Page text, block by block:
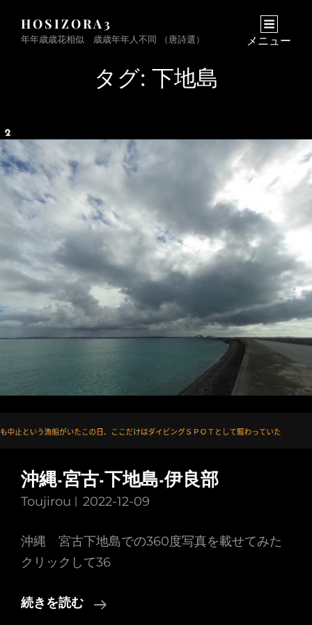
HOSIZORA3
年年歳歳花相似 歳歳年年人不同 （唐詩選） メニュー
タグ: 下地島
沖縄-宮古-下地島-伊良部
Toujirou 2022-12-09
沖縄 宮古下地島での360度写真を載せてみた
クリックして36
続きを読む
沖